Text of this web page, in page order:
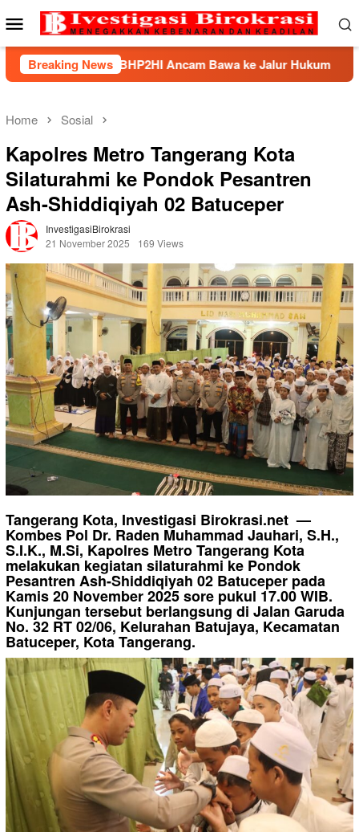
to
Mobile
Menu
Breaking News
BHP2HI Ancam Bawa ke Jalur Hukum Kemnaker
Home Sosial
Kapolres Metro Tangerang Kota
Silaturahmi ke Pondok Pesantren
Ash-Shiddiqiyah 02 Batuceper
InvestigasiBirokrasi
21 November 2025
169 Views
Tangerang Kota, Investigasi Birokrasi.net —
Kombes Pol Dr. Raden Muhammad Jauhari, S.H.,
S.I.K., M.Si, Kapolres Metro Tangerang Kota
melakukan kegiatan silaturahmi ke Pondok
Pesantren Ash-Shiddiqiyah 02 Batuceper pada
Kamis 20 November 2025 sore pukul 17.00 WIB.
Kunjungan tersebut berlangsung di Jalan Garuda
No. 32 RT 02/06, Kelurahan Batujaya, Kecamatan
Batuceper, Kota Tangerang.